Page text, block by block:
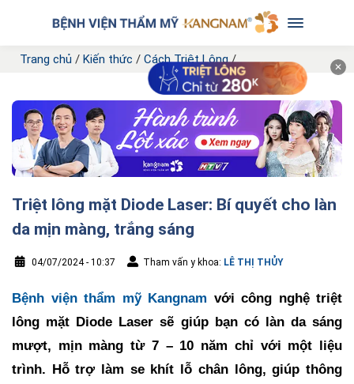
Trang chủ / Kiến thức / Cách Triệt Lông/
Triệt lông mặt Diode Laser: Bí quyết cho làn
da mịn màng, trắng sáng
04/07/2024 - 10:37 Tham vấn y khoa: LÊ THỊ THỦY
Bệnh viện thẩm mỹ Kangnam với công nghệ triệt
lông mặt Diode Laser sẽ giúp bạn có làn da sáng
mượt, mịn màng từ 7 – 10 năm chỉ với một liệu
trình. Hỗ trợ làm se khít lỗ chân lông, giúp thông
✕